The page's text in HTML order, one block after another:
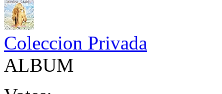
Coleccion Privada
ALBUM